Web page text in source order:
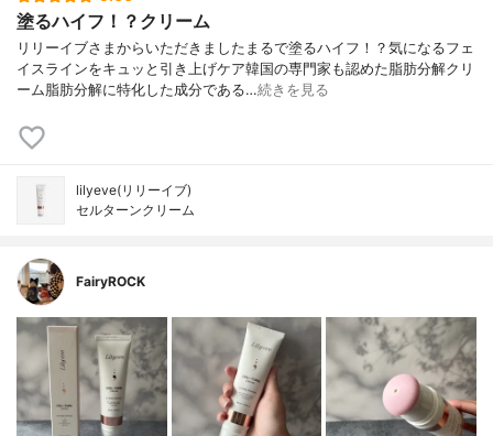
塗るハイフ！？クリーム
リリーイブさまからいただきましたまるで塗るハイフ！？気になるフェ
イスラインをキュッと引き上げケア韓国の専門家も認めた脂肪分解クリ
ーム脂肪分解に特化した成分である…続きを見る
lilyeve(リリーイブ)
セルターンクリーム
FairyROCK